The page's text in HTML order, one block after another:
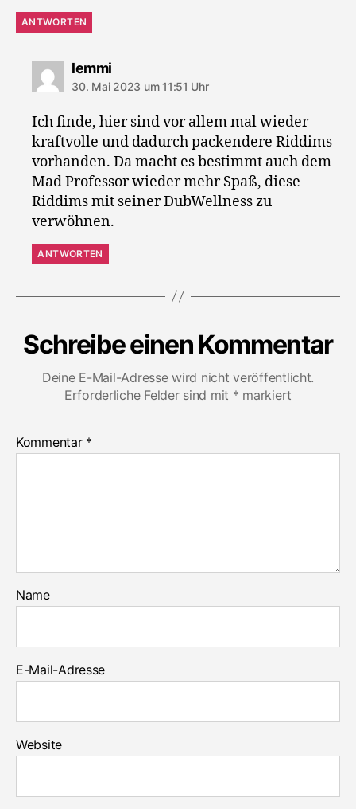
ANTWORTEN
lemmisagt:
30. Mai 2023 um 11:51 Uhr
Ich finde, hier sind vor allem mal wieder
kraftvolle und dadurch packendere Riddims
vorhanden. Da macht es bestimmt auch dem
Mad Professor wieder mehr Spaß, diese
Riddims mit seiner DubWellness zu
verwöhnen.
ANTWORTEN
Schreibe einen Kommentar
Deine E-Mail-Adresse wird nicht veröffentlicht.
Erforderliche Felder sind mit * markiert
Kommentar *
Name
E-Mail-Adresse
Website